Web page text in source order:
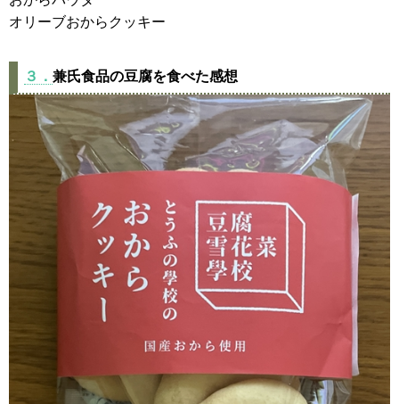
オリーブおからクッキー
３． 兼氏食品の豆腐を食べた感想